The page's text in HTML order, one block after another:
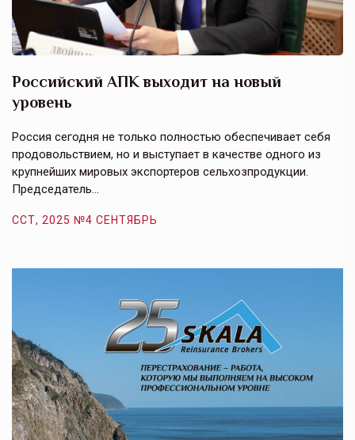
Российский АПК выходит на новый
уровень
Россия сегодня не только полностью обеспечивает себя
продовольствием, но и выступает в качестве одного из
крупнейших мировых экспортеров сельхозпродукции.
Председатель…
ССТ, 2025 №4 СЕНТЯБРЬ